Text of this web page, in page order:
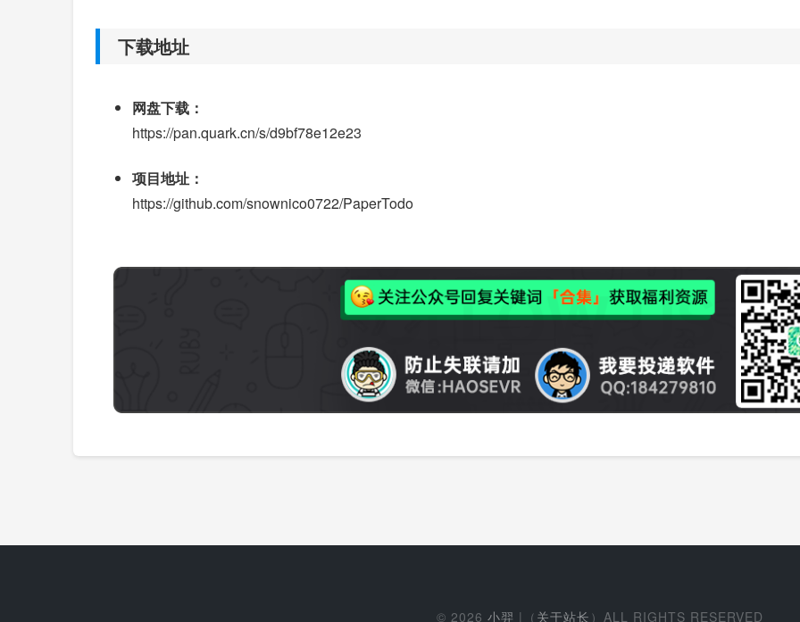
下载地址
网盘下载：
https://pan.quark.cn/s/d9bf78e12e23
项目地址：
https://github.com/snownico0722/PaperTodo
© 2026 小羿 |（ 关于站长 ）ALL RIGHTS RESERVED